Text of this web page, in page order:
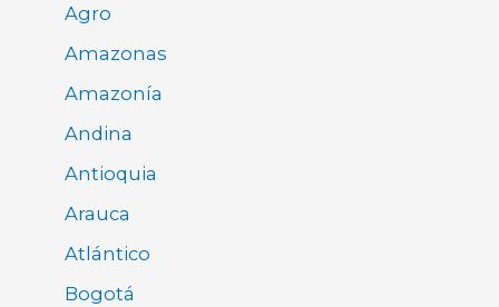
Agro
Amazonas
Amazonía
Andina
Antioquia
Arauca
Atlántico
Bogotá